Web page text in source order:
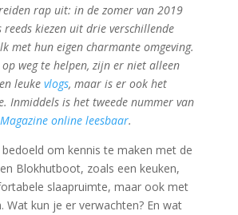
rap uit: in de zomer van 2019
kiezen uit drie verschillende
met hun eigen charmante omgeving.
op weg te helpen, zijn er niet alleen
leuke vlogs, maar is er ook het
Inmiddels is het tweede nummer van
online leesbaar.
om kennis te maken met de
Blokhutboot, zoals een keuken,
slaapruimte, maar ook met
Wat kun je er verwachten? En wat